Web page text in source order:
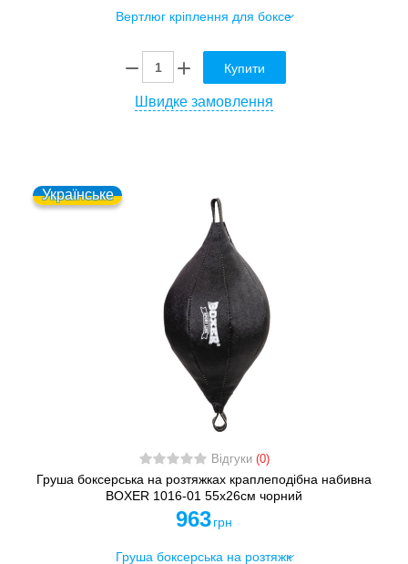
Купити
Швидке замовлення
Українське
Відгуки (0)
Груша боксерська на розтяжках краплеподібна набивна
BOXER 1016-01 55х26см чорний
963 грн